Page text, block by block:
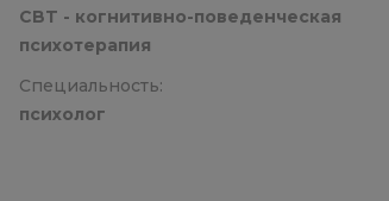
CBT - когнитивно-поведенческая
психотерапия
Специальность:
психолог